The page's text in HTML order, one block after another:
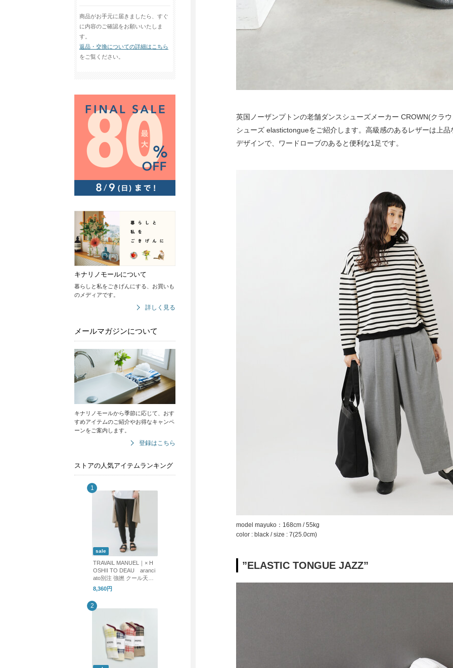
商品がお手元に届きましたら、すぐ
に内容のご確認をお願いいたしま
す。
返品・交換についての詳細はこちら
をご覧ください。
キナリノモールについて
暮らしと私をごきげんにする、お買いも
のメディアです。
詳しく見る
メールマガジンについて
キナリノモールから季節に応じて、おす
すめアイテムのご紹介やお得なキャンペ
ーンをご案内します。
登録はこちら
ストアの人気アイテムランキング
sale
TRAVAIL MANUEL｜× H
OSHII TO DEAU aranci
ato別注 強撚 クール天竺
アンダー ジョッパーズ
パンツ 5083-same1-fn
8,360円
英国ノーザンプトンの老舗ダンスシューズメーカー CROWN(クラ
シューズ elastictongueをご紹介します。高級感のあるレザーは上
デザインで、ワードローブのあると便利な1足です。
model mayuko：168cm / 55kg
color : black / size : 7(25.0cm)
”ELASTIC TONGUE JAZZ”